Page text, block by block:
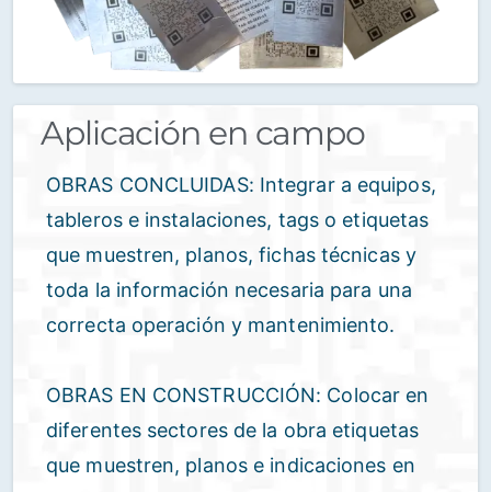
Aplicación en campo
OBRAS CONCLUIDAS: Integrar a equipos,
tableros e instalaciones, tags o etiquetas
que muestren, planos, fichas técnicas y
toda la información necesaria para una
correcta operación y mantenimiento.
OBRAS EN CONSTRUCCIÓN: Colocar en
diferentes sectores de la obra etiquetas
que muestren, planos e indicaciones en